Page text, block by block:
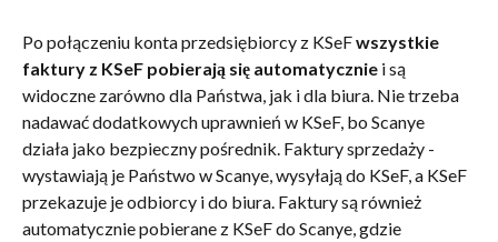
Po połączeniu konta przedsiębiorcy z KSeF wszystkie
faktury z KSeF pobierają się automatycznie i są
widoczne zarówno dla Państwa, jak i dla biura. Nie trzeba
nadawać dodatkowych uprawnień w KSeF, bo Scanye
działa jako bezpieczny pośrednik. Faktury sprzedaży -
wystawiają je Państwo w Scanye, wysyłają do KSeF, a KSeF
przekazuje je odbiorcy i do biura. Faktury są również
automatycznie pobierane z KSeF do Scanye, gdzie